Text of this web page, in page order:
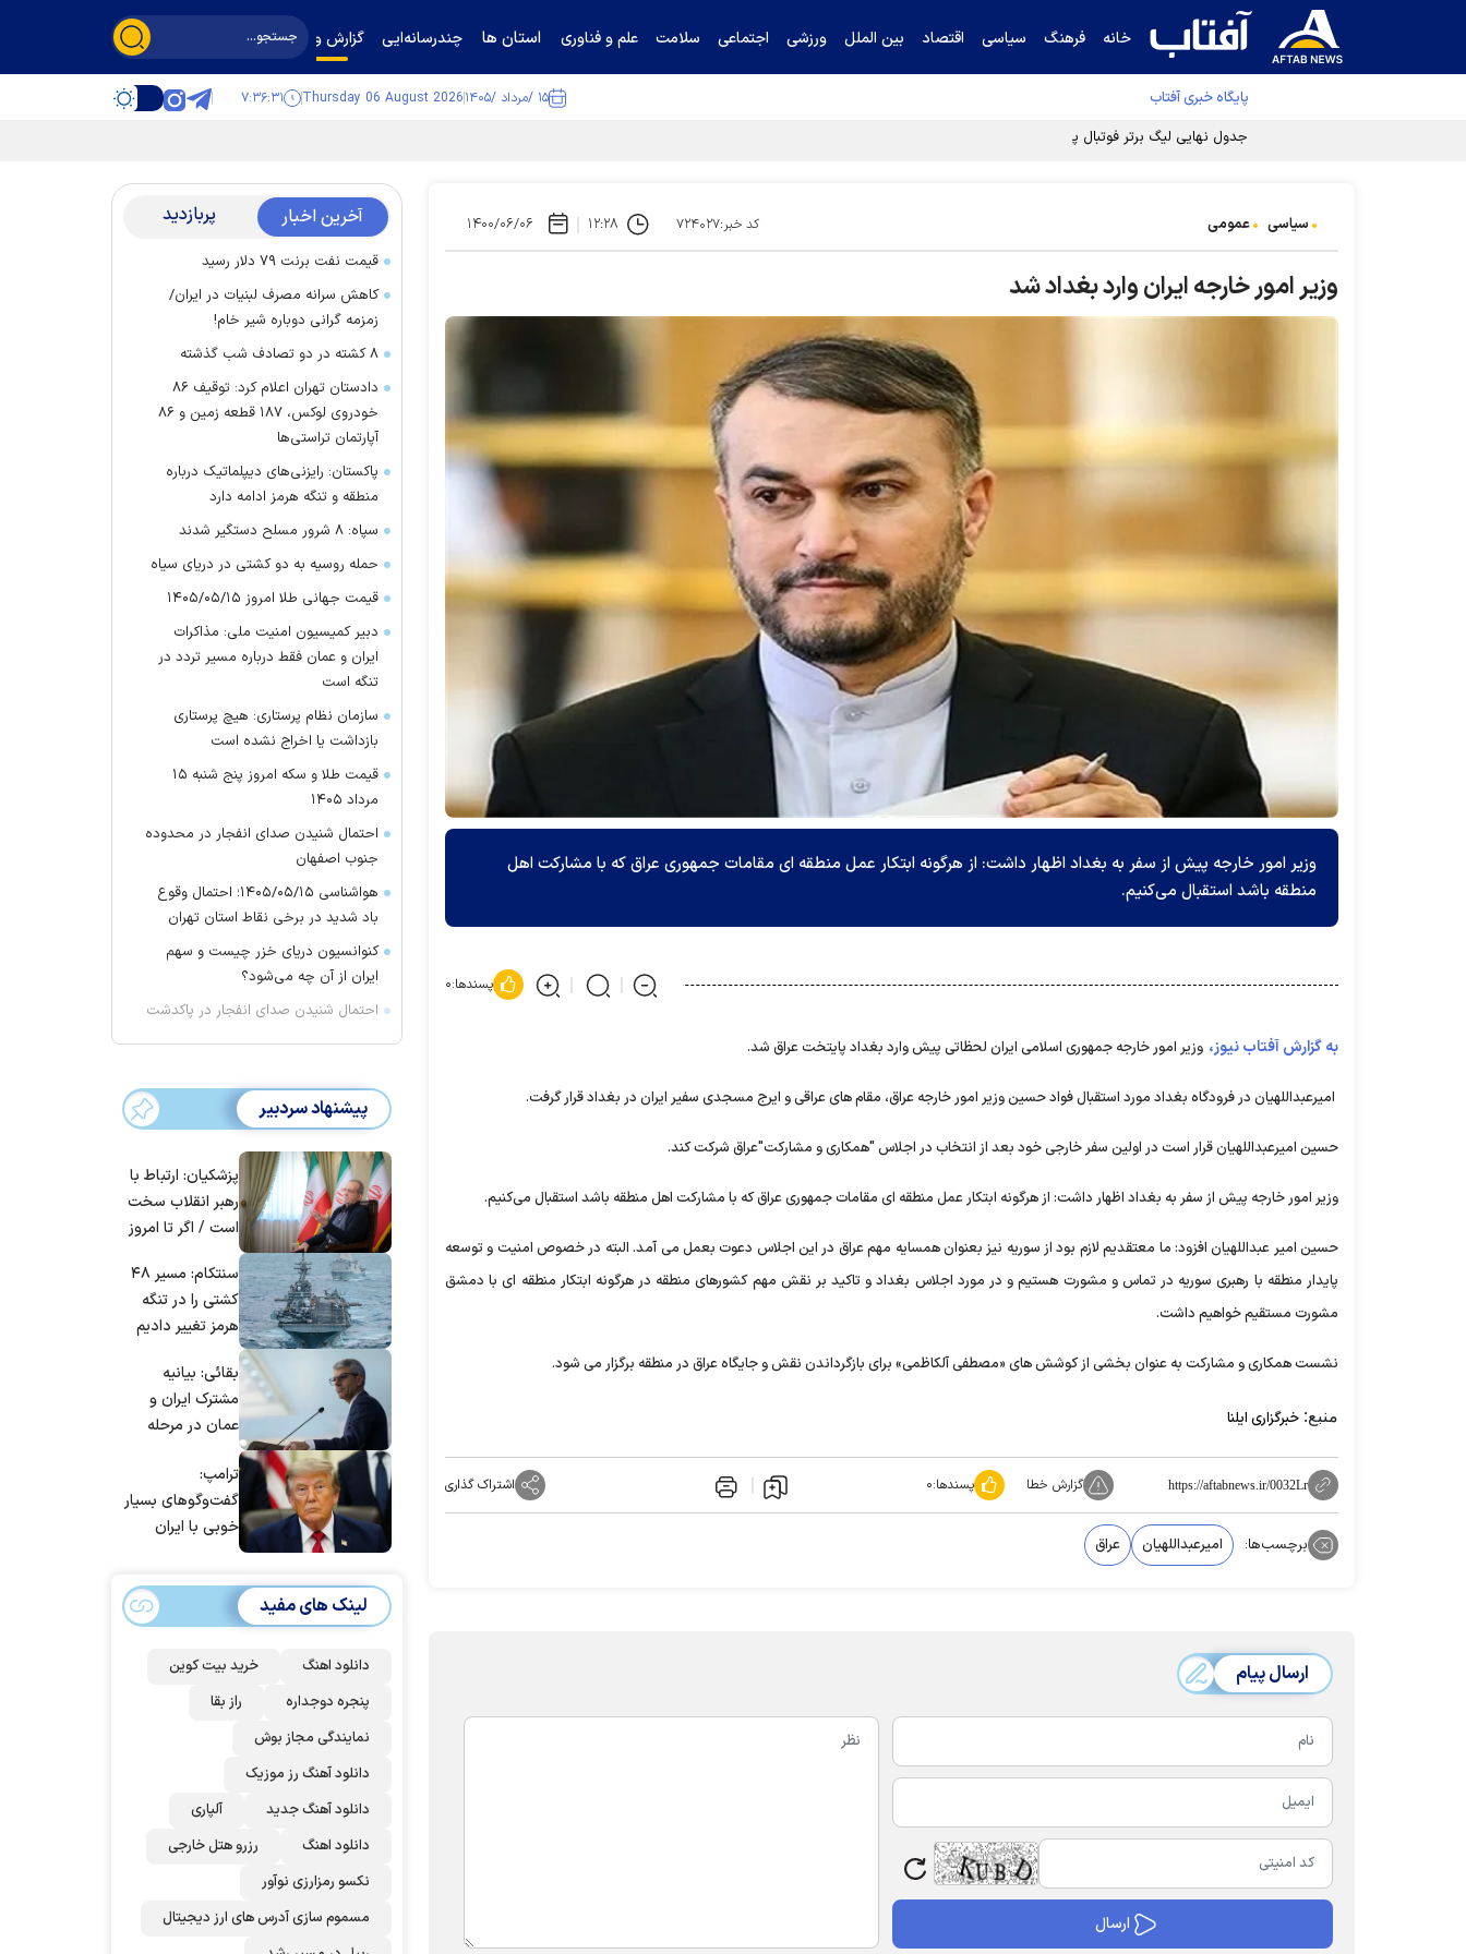
خانه فرهنگ سیاسی اقتصاد بین الملل ورزشی اجتماعی سلامت علم و فناوری استان ها چندرسانه‌ایی گزارش و گفت‌وگو
پایگاه خبری آفتاب ۱۵ /مرداد /۱۴۰۵ Thursday 06 August 2026 ۷:۳۶:۳۲
جدول نهایی لیگ برتر فوتبال پس از رای کمیته استیناف / گل‌گهر با تراکتور و سپاهان هم امتیاز شد
سیاسی عمومی کد خبر:۷۲۴۰۲۷ ۱۲:۲۸ ۱۴۰۰/۰۶/۰۶
وزیر امور خارجه ایران وارد بغداد شد
وزیر امور خارجه پیش از سفر به بغداد اظهار داشت: از هرگونه ابتکار عمل منطقه ای مقامات جمهوری عراق که با مشارکت اهل
منطقه باشد استقبال می‌کنیم.
پسندها:۰
به گزارش آفتاب نیوز، وزیر امور خارجه جمهوری اسلامی ایران لحظاتی پیش وارد بغداد پایتخت عراق شد.
امیرعبداللهیان در فرودگاه بغداد مورد استقبال فواد حسین وزیر امور خارجه عراق، مقام های عراقی و ایرج مسجدی سفیر ایران در بغداد قرار گرفت.
حسین امیرعبداللهیان قرار است در اولین سفر خارجی خود بعد از انتخاب در اجلاس "همکاری و مشارکت"عراق شرکت کند.
وزیر امور خارجه پیش از سفر به بغداد اظهار داشت: از هرگونه ابتکار عمل منطقه ای مقامات جمهوری عراق که با مشارکت اهل منطقه باشد استقبال می‌کنیم.
حسین امیر عبداللهیان افزود: ما معتقدیم لازم بود از سوریه نیز بعنوان همسایه مهم عراق در این اجلاس دعوت بعمل می آمد. البته در خصوص امنیت و توسعه
پایدار منطقه با رهبری سوریه در تماس و مشورت هستیم و در مورد اجلاس بغداد و تاکید بر نقش مهم کشورهای منطقه در هرگونه ابتکار منطقه ای با دمشق
مشورت مستقیم خواهیم داشت.
نشست همکاری و مشارکت به عنوان بخشی از کوشش های «مصطفی آلکاظمی» برای بازگرداندن نقش و جایگاه عراق در منطقه برگزار می شود.
منبع: خبرگزاری ایلنا
https://aftabnews.ir/0032Lr گزارش خطا پسندها:۰ اشتراک گذاری
برچسب‌ها: امیرعبداللهیان عراق
ارسال پیام
آخرین اخبار پربازدید
قیمت نفت برنت ۷۹ دلار رسید
کاهش سرانه مصرف لبنیات در ایران/
زمزمه گرانی دوباره شیر خام!
۸ کشته در دو تصادف شب گذشته
دادستان تهران اعلام کرد: توقیف ۸۶
خودروی لوکس، ۱۸۷ قطعه زمین و ۸۶
آپارتمان تراستی‌ها
پاکستان: رایزنی‌های دیپلماتیک درباره
منطقه و تنگه هرمز ادامه دارد
سپاه: ۸ شرور مسلح دستگیر شدند
حمله روسیه به دو کشتی در دریای سیاه
قیمت جهانی طلا امروز ۱۴۰۵/۰۵/۱۵
دبیر کمیسیون امنیت ملی: مذاکرات
ایران و عمان فقط درباره مسیر تردد در
تنگه است
سازمان نظام پرستاری: هیچ پرستاری
بازداشت یا اخراج نشده است
قیمت طلا و سکه امروز پنج شنبه ۱۵
مرداد ۱۴۰۵
احتمال شنیدن صدای انفجار در محدوده
جنوب اصفهان
هواشناسی ۱۴۰۵/۰۵/۱۵؛ احتمال وقوع
باد شدید در برخی نقاط استان تهران
کنوانسیون دریای خزر چیست و سهم
ایران از آن چه می‌شود؟
احتمال شنیدن صدای انفجار در پاکدشت
پیشنهاد سردبیر
پزشکیان: ارتباط با
رهبر انقلاب سخت
است / اگر تا امروز
مردم ایران استسنتکام: مسیر ۴۸
کشتی را در تنگه
هرمز تغییر دادیم
بقائی: بیانیه
مشترک ایران و
عمان در مرحله
است/ برنامه‌ای
برای سفر به قطر و
پاکستان نداریم
ترامپ:
گفت‌و‌گو‌های بسیار
خوبی با ایران
اذعان کنند | اگر
آنها دوباره زیر
توافق بزنند، ضربه
خورد
لینک های مفید
دانلود اهنگ
خرید بیت کوین
پنجره دوجداره
راز بقا
نمایندگی مجاز بوش
دانلود آهنگ رز‌ موزیک
دانلود آهنگ جدید
آلپاری
دانلود اهنگ
رزرو هتل خارجی
نکسو رمزارزی نوآور
مسموم سازی آدرس های ارز دیجیتال